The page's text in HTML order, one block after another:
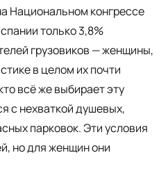
Национальном конгрессе
только 3,8%
грузовиков — женщины,
в целом их почти
всё же выбирает эту
с нехваткой душевых,
парковок. Эти условия
но для женщин они